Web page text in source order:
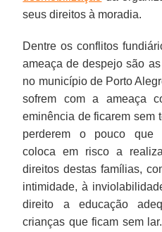
seus direitos à moradia.
Dentre os conflitos
ameaça de despejo são as
no município de Porto
sofrem com a ameaça
eminência de ficarem sem
perderem o pouco que
coloca em risco a
direitos destas famílias,
intimidade, à
direito a educação
crianças que ficam sem